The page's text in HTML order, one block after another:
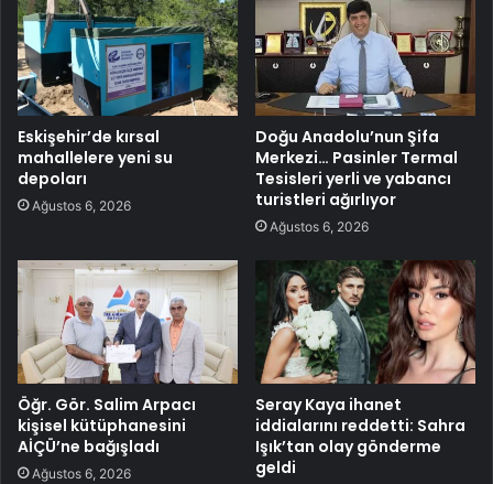
Eskişehir’de kırsal
mahallelere yeni su
depoları
Ağustos 6, 2026
Doğu Anadolu’nun Şifa
Merkezi… Pasinler Termal
Tesisleri yerli ve yabancı
turistleri ağırlıyor
Ağustos 6, 2026
Öğr. Gör. Salim Arpacı
kişisel kütüphanesini
AİÇÜ’ne bağışladı
Ağustos 6, 2026
Seray Kaya ihanet
iddialarını reddetti: Sahra
Işık’tan olay gönderme
geldi